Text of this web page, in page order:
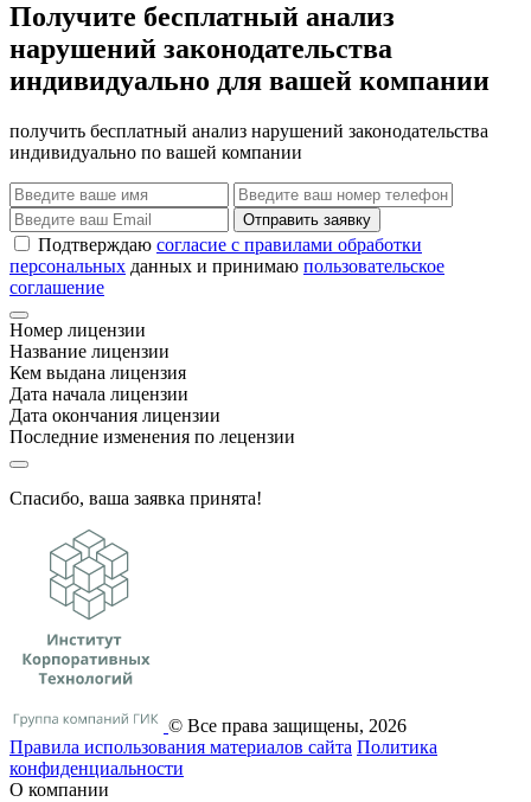
Получите бесплатный анализ
нарушений законодательства
индивидуально для вашей компании
получить бесплатный анализ нарушений законодательства
индивидуально по вашей компании
Отправить заявку
Подтверждаю согласие с правилами обработки
персональных данных и принимаю пользовательское
соглашение
Номер лицензии
Название лицензии
Кем выдана лицензия
Дата начала лицензии
Дата окончания лицензии
Последние изменения по лецензии
Спасибо, ваша заявка принята!
© Все права защищены, 2026
Правила использования материалов сайта Политика
конфиденциальности
О компании